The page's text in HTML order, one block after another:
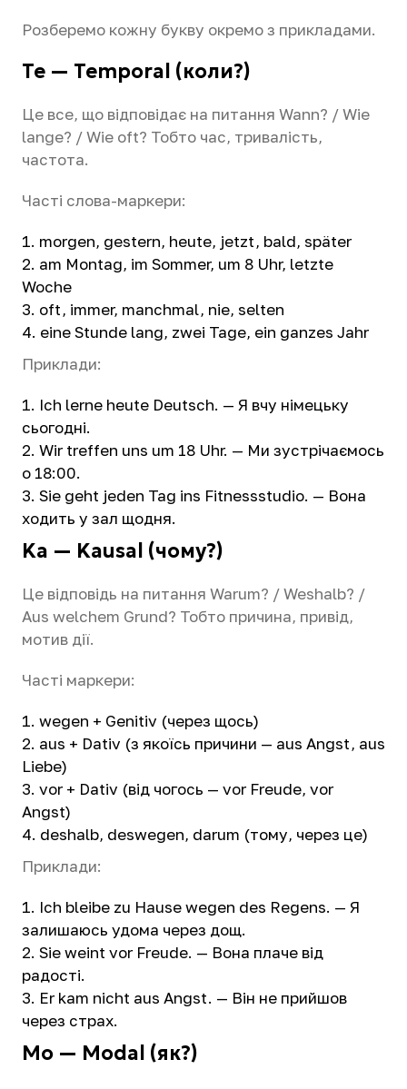
Розберемо кожну букву окремо з прикладами.
Te — Temporal (коли?)
Це все, що відповідає на питання Wann? / Wie
lange? / Wie oft? Тобто час, тривалість,
частота.
Часті слова-маркери:
morgen, gestern, heute, jetzt, bald, später
am Montag, im Sommer, um 8 Uhr, letzte
Woche
oft, immer, manchmal, nie, selten
eine Stunde lang, zwei Tage, ein ganzes Jahr
Приклади:
Ich lerne heute Deutsch. — Я вчу німецьку
сьогодні.
Wir treffen uns um 18 Uhr. — Ми зустрічаємось
о 18:00.
Sie geht jeden Tag ins Fitnessstudio. — Вона
ходить у зал щодня.
Ka — Kausal (чому?)
Це відповідь на питання Warum? / Weshalb? /
Aus welchem Grund? Тобто причина, привід,
мотив дії.
Часті маркери:
wegen + Genitiv (через щось)
aus + Dativ (з якоїсь причини — aus Angst, aus
Liebe)
vor + Dativ (від чогось — vor Freude, vor
Angst)
deshalb, deswegen, darum (тому, через це)
Приклади:
Ich bleibe zu Hause wegen des Regens. — Я
залишаюсь удома через дощ.
Sie weint vor Freude. — Вона плаче від
радості.
Er kam nicht aus Angst. — Він не прийшов
через страх.
Mo — Modal (як?)